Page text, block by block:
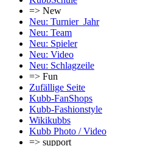
=> New
Neu: Turnier_Jahr
Neu: Team
Neu: Spieler
Neu: Video
Neu: Schlagzeile
=> Fun
Zufällige Seite
Kubb-FanShops
Kubb-Fashionstyle
Wikikubbs
Kubb Photo / Video
=> support